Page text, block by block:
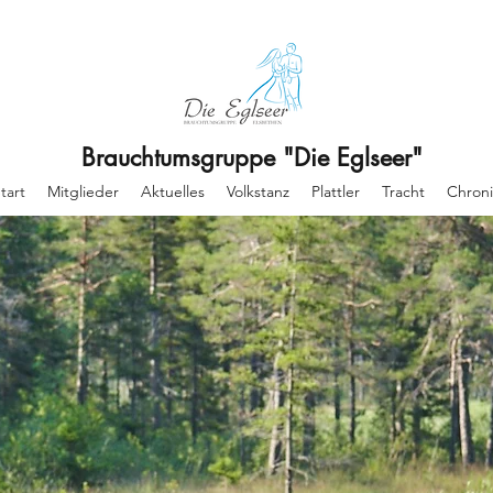
Brauchtumsgruppe "Die Eglseer"
Mitglieder Aktuelles Volkstanz Plattler Tracht